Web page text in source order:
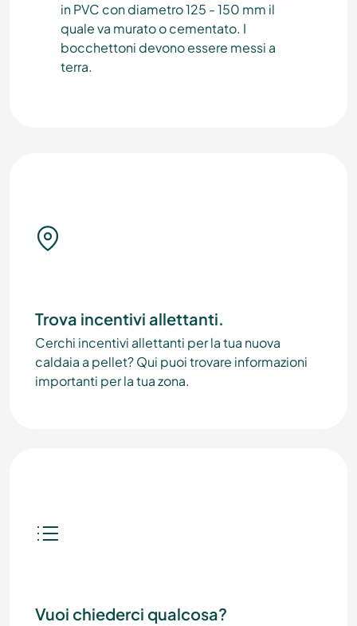
in PVC con diametro 125 - 150 mm il
quale va murato o cementato. I
bocchettoni devono essere messi a
terra.
Trova incentivi allettanti.
Cerchi incentivi allettanti per la tua nuova
caldaia a pellet? Qui puoi trovare informazioni
importanti per la tua zona.
Vuoi chiederci qualcosa?